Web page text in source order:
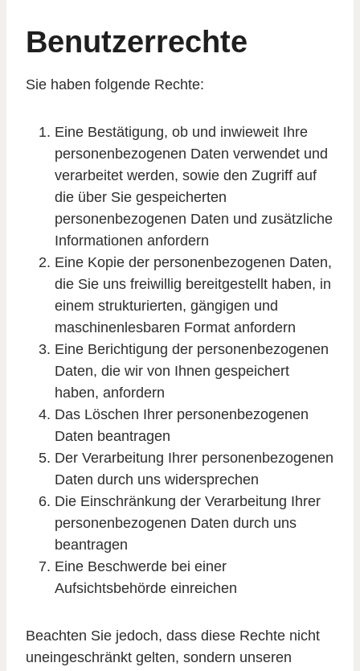
Benutzerrechte
Sie haben folgende Rechte:
Eine Bestätigung, ob und inwieweit Ihre
personenbezogenen Daten verwendet und
verarbeitet werden, sowie den Zugriff auf
die über Sie gespeicherten
personenbezogenen Daten und zusätzliche
Informationen anfordern
Eine Kopie der personenbezogenen Daten,
die Sie uns freiwillig bereitgestellt haben, in
einem strukturierten, gängigen und
maschinenlesbaren Format anfordern
Eine Berichtigung der personenbezogenen
Daten, die wir von Ihnen gespeichert
haben, anfordern
Das Löschen Ihrer personenbezogenen
Daten beantragen
Der Verarbeitung Ihrer personenbezogenen
Daten durch uns widersprechen
Die Einschränkung der Verarbeitung Ihrer
personenbezogenen Daten durch uns
beantragen
Eine Beschwerde bei einer
Aufsichtsbehörde einreichen
Beachten Sie jedoch, dass diese Rechte nicht
uneingeschränkt gelten, sondern unseren